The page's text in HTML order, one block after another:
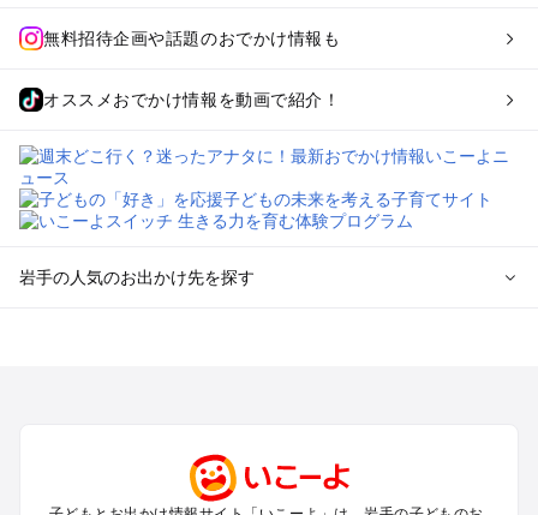
無料招待企画や話題のおでかけ情報も
オススメおでかけ情報を動画で紹介！
岩手の人気のお出かけ先を探す
安比・八幡平・二戸のプールお出かけ
三陸海岸周辺のプールお出かけ